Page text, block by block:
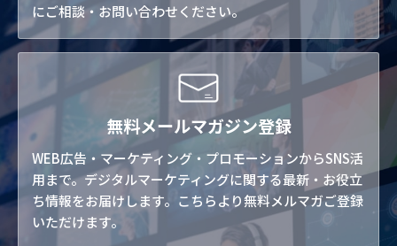
にご相談・お問い合わせください。
無料メールマガジン登録
WEB広告・マーケティング・プロモーションからSNS活
用まで。デジタルマーケティングに関する最新・お役立
ち情報をお届けします。こちらより無料メルマガご登録
いただけます。